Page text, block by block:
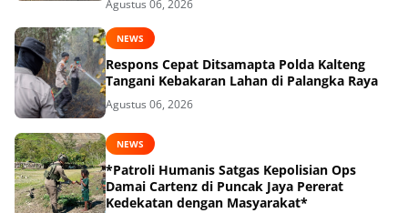
Agustus 06, 2026
NEWS
Respons Cepat Ditsamapta Polda Kalteng
Tangani Kebakaran Lahan di Palangka Raya
Agustus 06, 2026
NEWS
*Patroli Humanis Satgas Kepolisian Ops
Damai Cartenz di Puncak Jaya Pererat
Kedekatan dengan Masyarakat*